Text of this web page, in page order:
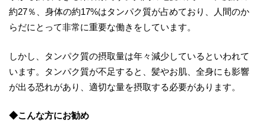
約27％、身体の約17%はタンパク質が占めており、人間のか
らだにとって非常に重要な働きをしています。
しかし、タンパク質の摂取量は年々減少しているといわれて
います。タンパク質が不足すると、髪やお肌、全身にも影響
が出る恐れがあり、適切な量を摂取する必要があります。
◆こんな方にお勧め